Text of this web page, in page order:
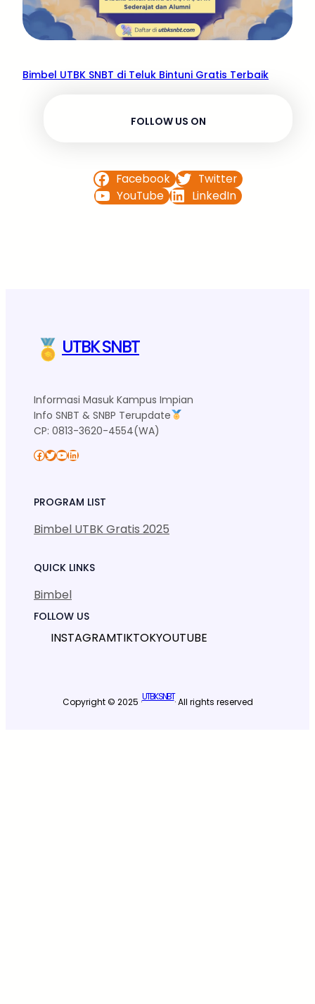
Bimbel UTBK SNBT di Teluk Bintuni Gratis Terbaik
FOLLOW US ON
Facebook
Twitter
YouTube
LinkedIn
UTBK SNBT
Informasi Masuk Kampus Impian
Info SNBT & SNBP Terupdate
CP: 0813-3620-4554(WA)
Facebook Twitter YouTube LinkedIn
PROGRAM LIST
Bimbel UTBK Gratis 2025
QUICK LINKS
Bimbel
FOLLOW US
INSTAGRAMTIKTOKYOUTUBE
Copyright © 2025 ·UTBK SNBT· All rights reserved